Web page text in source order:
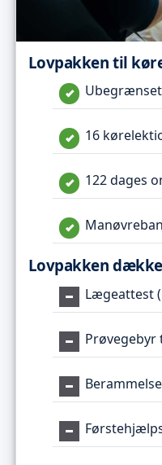
Lovpakken til
16
122 dages
Lovpakken
Lægeattest
Prøvegebyr